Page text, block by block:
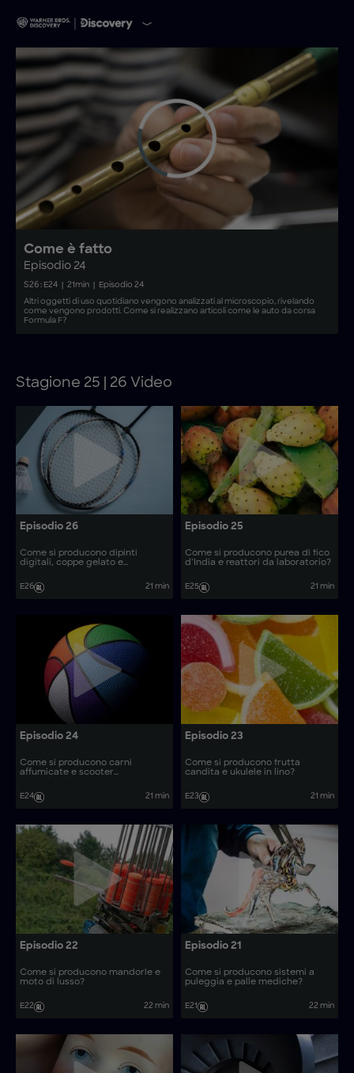
Come è fatto
Episodio 24
S26: E24 21min
Episodio 24
Altri oggetti di uso quotidiano vengono analizzati al microscopio, rivelando
come vengono prodotti. Come si realizzano articoli come le auto da corsa
Formula F?
Stagione 25 | 26 Video
Episodio 26
Come si producono dipinti
digitali, coppe gelato e
E26
21 min
Episodio 25
Come si producono purea di fico
d’India e reattori da laboratorio?
E25 21 min
Episodio 24
Come si producono carni
affumicate e scooter
E24
21 min
Episodio 23
Come si producono frutta
candita e ukulele in lino?
E23 21 min
Episodio 22
Come si producono mandorle e
moto di lusso?
E22 22 min
Episodio 21
Come si producono sistemi a
puleggia e palle mediche?
E21 22 min